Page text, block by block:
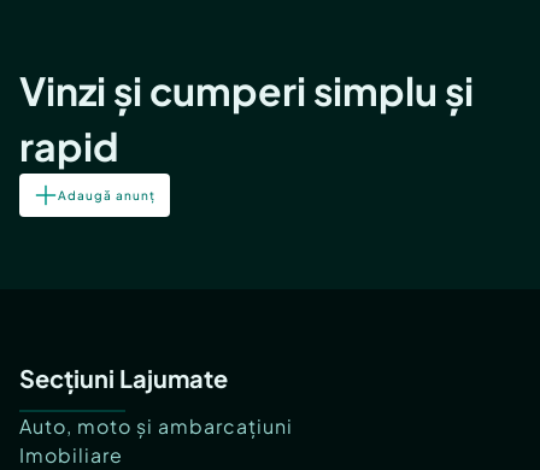
Vinzi și cumperi simplu și
rapid
Adaugă anunț
Secțiuni Lajumate
Auto, moto și ambarcațiuni
Imobiliare